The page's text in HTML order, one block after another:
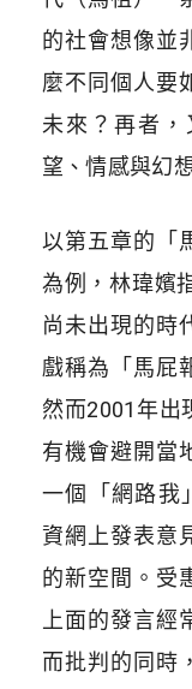
的社會想像並
麼不同個人要
未來？再者
望、情感與幻想
以第五章的「
為例，林瑋嬪
尚未出現的時
戲稱為「馬屁
然而2001年出
有機會避開當
一個「網路我
資網上發表意
的新空間。受
上面的發言
而批判的同時